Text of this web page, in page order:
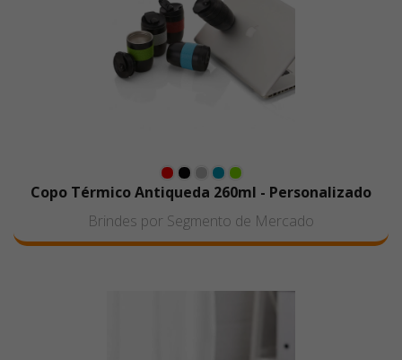
Copo Térmico Antiqueda 260ml - Personalizado
Brindes por Segmento de Mercado